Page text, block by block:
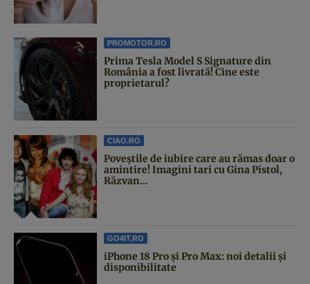
PROMOTOR.RO
Prima Tesla Model S Signature din
România a fost livrată! Cine este
proprietarul?
CIAO.RO
Poveştile de iubire care au rămas doar o
amintire! Imagini tari cu Gina Pistol,
Răzvan...
GO4IT.RO
iPhone 18 Pro și Pro Max: noi detalii și
disponibilitate